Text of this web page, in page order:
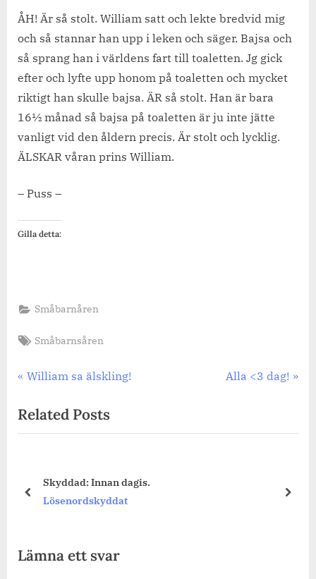
ÅH! Är så stolt. William satt och lekte bredvid mig
och så stannar han upp i leken och säger. Bajsa och
så sprang han i världens fart till toaletten. Jg gick
efter och lyfte upp honom på toaletten och mycket
riktigt han skulle bajsa. ÄR så stolt. Han är bara
16½ månad så bajsa på toaletten är ju inte jätte
vanligt vid den åldern precis. Är stolt och lycklig.
ÄLSKAR våran prins William.
– Puss –
Gilla detta:
Småbarnåren
Tags:
Småbarnsåren
Inläggsnavigering
Previous
William sa älskling!
Next
Alla <3 dag!
Related Posts
Skyddad: Innan dagis.
Lösenordskyddat
prev next
Lämna ett svar